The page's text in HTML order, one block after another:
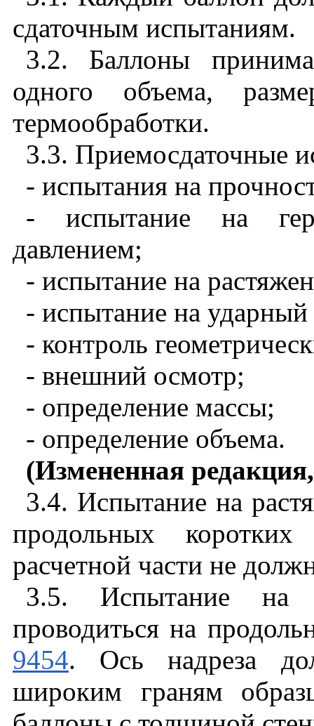
сдаточным испытаниям.
3.2. Баллоны
одного объема,
термообработки.
3.3. Приемосдаточные
- испытания на
- испытание на
давлением;
- испытание на
- испытание на ударный
- контроль
- внешний осмотр;
- определение массы;
- определение объема.
(Измененная
3.4. Испытание на
продольных
расчетной части не
3.5. Испытание на
проводиться на
9454. Ось надреза
широким граням